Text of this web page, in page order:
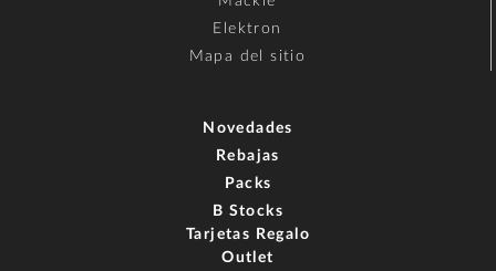
Elektron
Mapa del sitio
Novedades
Rebajas
Packs
B Stocks
Tarjetas Regalo
Outlet